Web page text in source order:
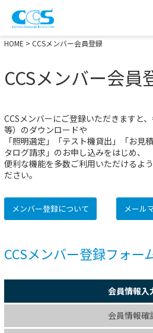
画像処理用の製品検索
HOME > CCSメンバー会員登録
CCSメンバー会員
CCSメンバーにご登録いただきますと
等）のダウンロードや
「照明選定」「テスト機貸出」「お見
タログ請求」のお申し込みをはじめ、
便利な機能を多数ご利用いただけるよ
ださい。
メンバー登録について メール
CCSメンバー登録フォー
会員情報入
会員情報確